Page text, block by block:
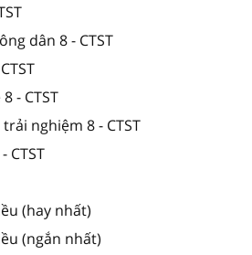
dân 8 - CTST
- CTST
nghiệm 8 - CTST
CTST
(hay nhất)
(ngắn nhất)